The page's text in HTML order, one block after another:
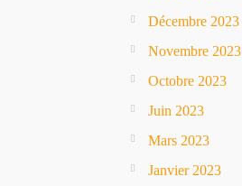
Décembre 2023
Novembre 2023
Octobre 2023
Juin 2023
Mars 2023
Janvier 2023